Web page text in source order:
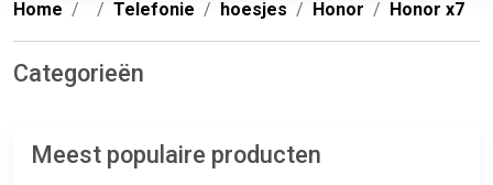
Home Telefonie hoesjes Honor Honor x7
Categorieën
Meest populaire producten